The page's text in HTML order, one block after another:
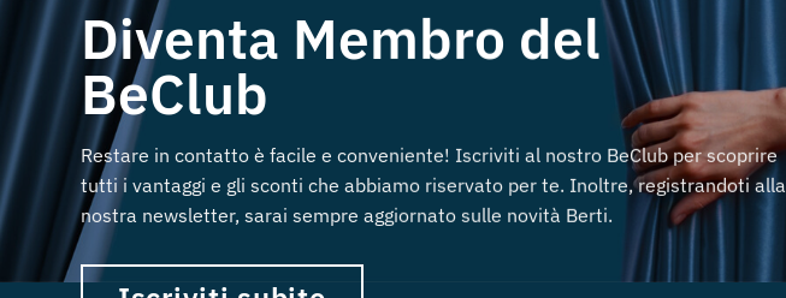
Diventa Membro del
BeClub
Restare in contatto è facile e conveniente! Iscriviti al nostro BeClub per scoprire
tutti i vantaggi e gli sconti che abbiamo riservato per te. Inoltre, registrandoti alla
nostra newsletter, sarai sempre aggiornato sulle novità Berti.